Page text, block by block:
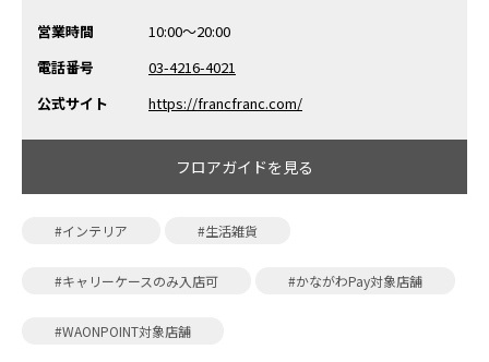
フロアガイドを見る
営業時間
10:00～20:00
電話番号
03-4216-4021
公式サイト
https://francfranc.com/
#インテリア #生活雑貨
#キャリーケースのみ入店可 #かながわPay対象店舗
#WAONPOINT対象店舗